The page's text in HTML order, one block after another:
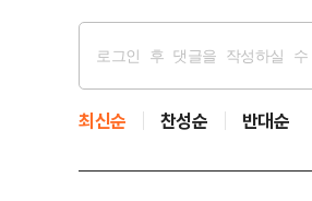
최신순 찬성순 반대순